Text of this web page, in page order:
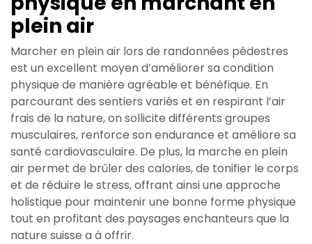
plein air
Marcher en plein air lors de randonnées pédestres
est un excellent moyen d’améliorer sa condition
physique de manière agréable et bénéfique. En
parcourant des sentiers variés et en respirant l’air
frais de la nature, on sollicite différents groupes
musculaires, renforce son endurance et améliore sa
santé cardiovasculaire. De plus, la marche en plein
air permet de brûler des calories, de tonifier le corps
et de réduire le stress, offrant ainsi une approche
holistique pour maintenir une bonne forme physique
tout en profitant des paysages enchanteurs que la
nature suisse a à offrir.